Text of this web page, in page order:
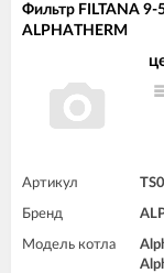
Фильтр FILTANA 9-
ALPHATHERM
Артикул
Бренд
Модель котла